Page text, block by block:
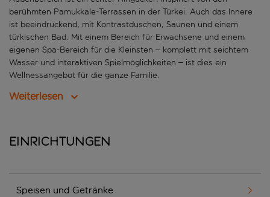
berühmten Pamukkale-Terrassen in der Türkei. Auch das Innere
ist beeindruckend, mit Kontrastduschen, Saunen und einem
türkischen Bad. Mit einem Bereich für Erwachsene und einem
eigenen Spa-Bereich für die Kleinsten – komplett mit seichtem
Wasser und interaktiven Spielmöglichkeiten – ist dies ein
Wellnessangebot für die ganze Familie.
Weiterlesen
Einrichtungen
Speisen und Getränke